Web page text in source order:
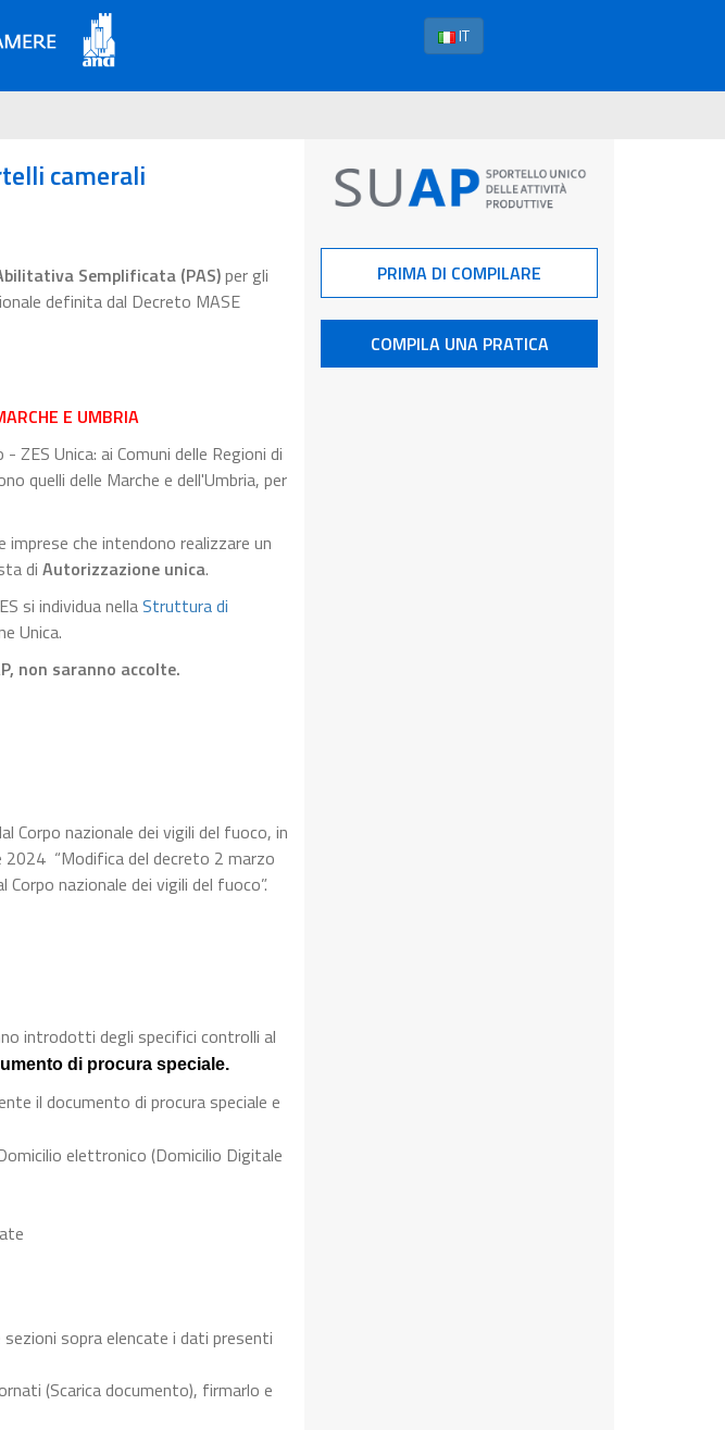
IT
camerali
Semplificata (PAS)per gli
definita dal Decreto MASE
E UMBRIA
ZES Unica: ai Comuni delle Regioni di
quelli delle Marche e dell'Umbria, per
che intendono realizzare un
di Autorizzazione unica.
si individua nellaStruttura di
Unica.
non saranno accolte.
nazionale dei vigili del fuoco, in
2024 “Modifica del decreto 2 marzo
nazionale dei vigili del fuoco”.
introdotti degli specifici controlli al
di procura speciale.
il documento di procura speciale e
elettronico (Domicilio Digitale
sopra elencate i dati presenti
(Scarica documento), firmarlo e
PRIMA DI COMPILARE
COMPILA UNA PRATICA